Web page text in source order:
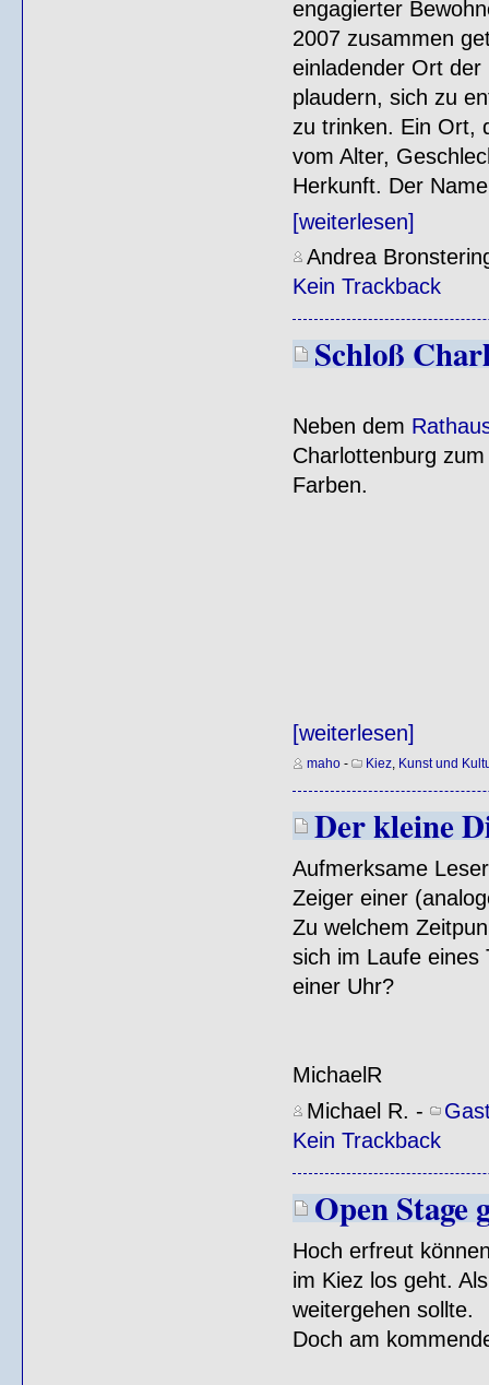
engagierter
2007 zusammen
einladender Ort
plaudern, sich zu
zu trinken. Ein Ort,
vom Alter,
Herkunft. Der
[weiterlesen]
Andrea
Kein Trackback
Schloß
Neben dem
Charlottenburg
Farben.
[weiterlesen]
maho- Kiez, Kunst und
Der kleine
Aufmerksame
Zeiger einer
Zu welchem
sich im Laufe eines
einer Uhr?
MichaelR
Michael R. -
Kein Trackback
Open Stage
Hoch erfreut
im Kiez los geht.
weitergehen sollte.
Doch am